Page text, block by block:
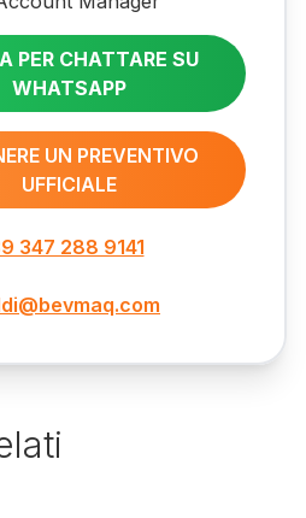
PER CHATTARE SU
WHATSAPP
UN PREVENTIVO
UFFICIALE
347 288 9141